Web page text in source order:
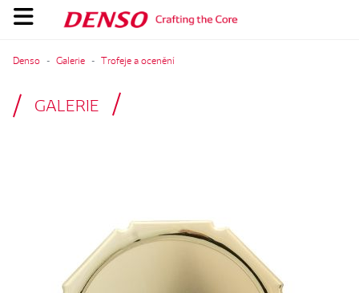
Denso Galerie Trofeje a ocenění
GALERIE